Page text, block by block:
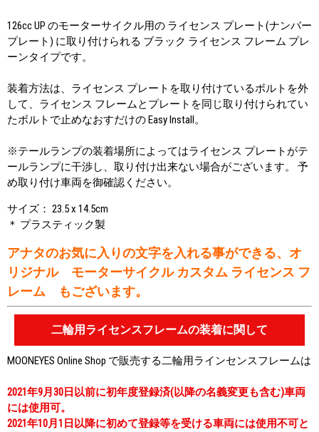
126cc UP のモーターサイクル用の ライセンス プレート(ナンバー
プレート) に取り付けられる ブラック ライセンス フレーム プレ
ーンタイプです。
装着方法は、ライセンス プレートを取り付けているボルトを外
して、ライセンス フレームとプレートを同じ取り付けられてい
たボルトで止めなおすだけの Easy Install。
※テールランプの装着場所によってはライセンス プレートがテ
ールランプに干渉し、取り付け出来ない場合がございます。 予
め取り付け車両を御確認ください。
サイズ： 23.5 x 14.5cm
＊ プラスティック製
アナタのお気に入りの文字を入れる事ができる、オ
リジナル モーターサイクル カスタム ライセンス フ
レーム もございます。
二輪用ライセンスフレームの装着に関して
MOONEYES Online Shop で販売する二輪用ラインセンスフレームは
2021年9月30日以前に初年度登録済(以降の名義変更も含む)車両
には使用可。
2021年10月1日以降に初めて登録等を受ける車両には使用不可と